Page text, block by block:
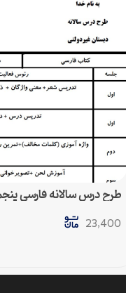
طرح درس سالانه فارسی
23,400